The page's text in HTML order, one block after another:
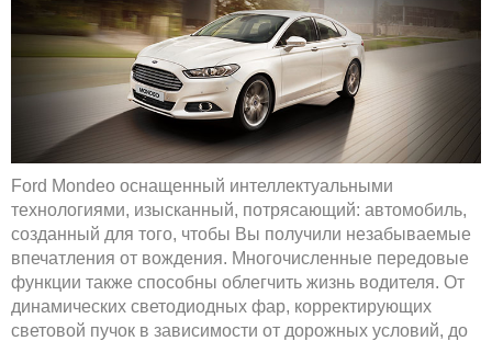
Ford Mondeo оснащенный интеллектуальными
технологиями, изысканный, потрясающий: автомобиль,
созданный для того, чтобы Вы получили незабываемые
впечатления от вождения. Многочисленные передовые
функции также способны облегчить жизнь водителя. От
динамических светодиодных фар, корректирующих
световой пучок в зависимости от дорожных условий, до